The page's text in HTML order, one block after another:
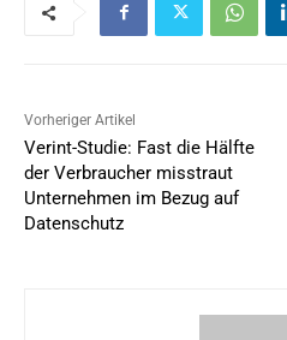
Vorheriger Artikel
Verint-Studie: Fast die Hälfte
der Verbraucher misstraut
Unternehmen im Bezug auf
Datenschutz